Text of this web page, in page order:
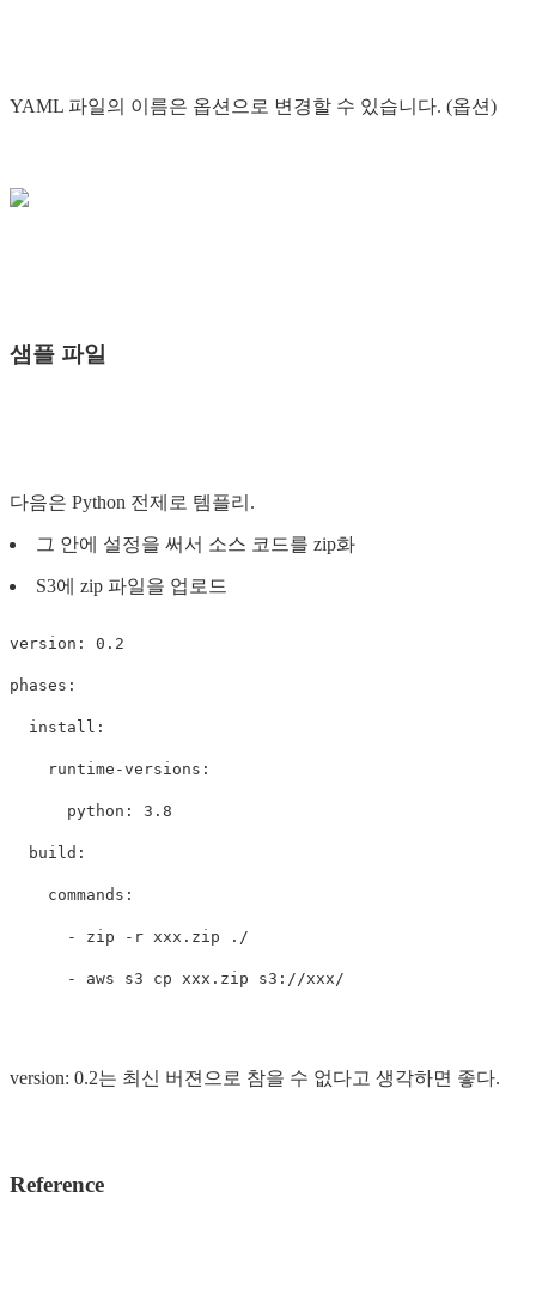
YAML 파일의 이름은 옵션으로 변경할 수 있습니다. (옵션)
샘플 파일
다음은 Python 전제로 템플리.
그 안에 설정을 써서 소스 코드를 zip화
S3에 zip 파일을 업로드
version : 0.2
phases :
install :
runtime-versions :
python : 3.8
build :
commands :
- zip -r xxx.zip ./
- aws s3 cp xxx.zip s3://xxx/
version: 0.2는 최신 버젼으로 참을 수 없다고 생각하면 좋다.
Reference